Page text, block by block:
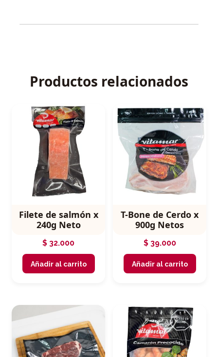
Productos relacionados
Filete de salmón x
240g Neto
$ 32.000
Añadir al carrito
T-Bone de Cerdo x
900g Netos
$39.000
Añadir al carrito